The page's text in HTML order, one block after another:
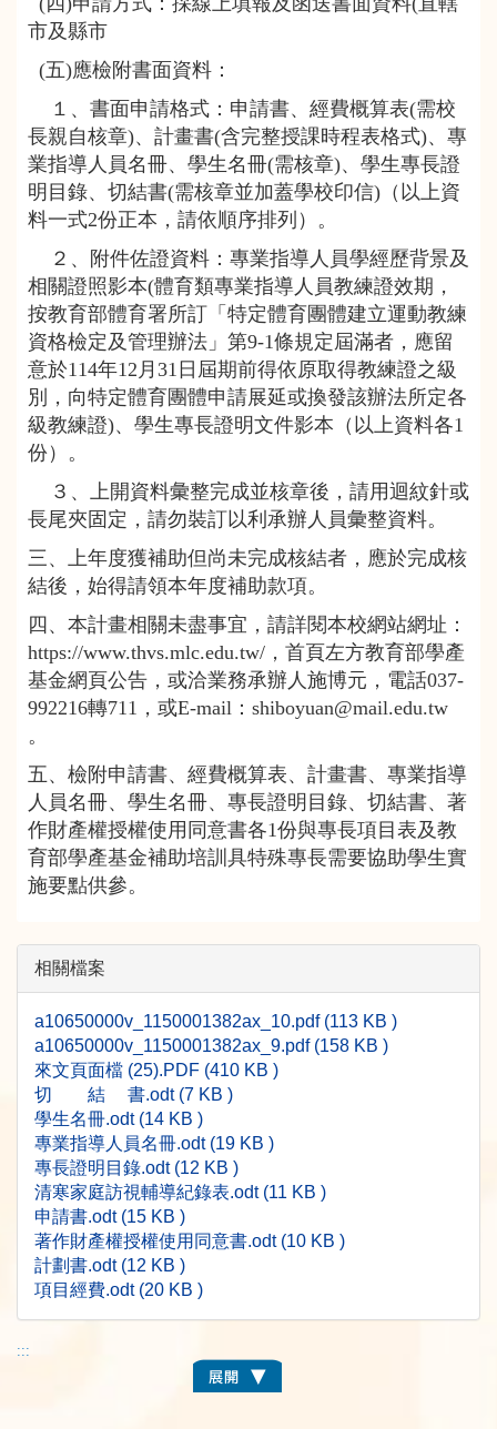
市及縣市
(五)應檢附書面資料：
１、書面申請格式：申請書、經費概算表(需校
長親自核章)、計畫書(含完整授課時程表格式)、專
業指導人員名冊、學生名冊(需核章)、學生專長證
明目錄、切結書(需核章並加蓋學校印信)（以上資
料一式2份正本，請依順序排列）。
２、附件佐證資料：專業指導人員學經歷背景及
相關證照影本(體育類專業指導人員教練證效期，
按教育部體育署所訂「特定體育團體建立運動教練
資格檢定及管理辦法」第9-1條規定屆滿者，應留
意於114年12月31日屆期前得依原取得教練證之級
別，向特定體育團體申請展延或換發該辦法所定各
級教練證)、學生專長證明文件影本（以上資料各1
份）。
３、上開資料彙整完成並核章後，請用迴紋針或
長尾夾固定，請勿裝訂以利承辦人員彙整資料。
三、上年度獲補助但尚未完成核結者，應於完成核
結後，始得請領本年度補助款項。
四、本計畫相關未盡事宜，請詳閱本校網站網址：
https://www.thvs.mlc.edu.tw/，首頁左方教育部學產
基金網頁公告，或洽業務承辦人施博元，電話037-
992216轉711，或E-mail：shiboyuan@mail.edu.tw
。
五、檢附申請書、經費概算表、計畫書、專業指導
人員名冊、學生名冊、專長證明目錄、切結書、著
作財產權授權使用同意書各1份與專長項目表及教
育部學產基金補助培訓具特殊專長需要協助學生實
施要點供參。
相關檔案
a10650000v_1150001382ax_10.pdf (113 KB )
a10650000v_1150001382ax_9.pdf (158 KB )
來文頁面檔 (25).PDF (410 KB )
切 結 書.odt (7 KB )
學生名冊.odt (14 KB )
專業指導人員名冊.odt (19 KB )
專長證明目錄.odt (12 KB )
清寒家庭訪視輔導紀錄表.odt (11 KB )
申請書.odt (15 KB )
著作財產權授權使用同意書.odt (10 KB )
計劃書.odt (12 KB )
項目經費.odt (20 KB )
:::